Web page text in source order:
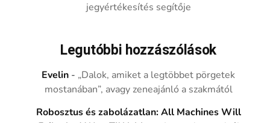
jegyértékesítés segítője
Legutóbbi hozzászólások
Evelin - „Dalok, amiket a legtöbbet pörgetek
mostanában”, avagy zeneajánló a szakmától
Robosztus és zabolázatlan: All Machines Will